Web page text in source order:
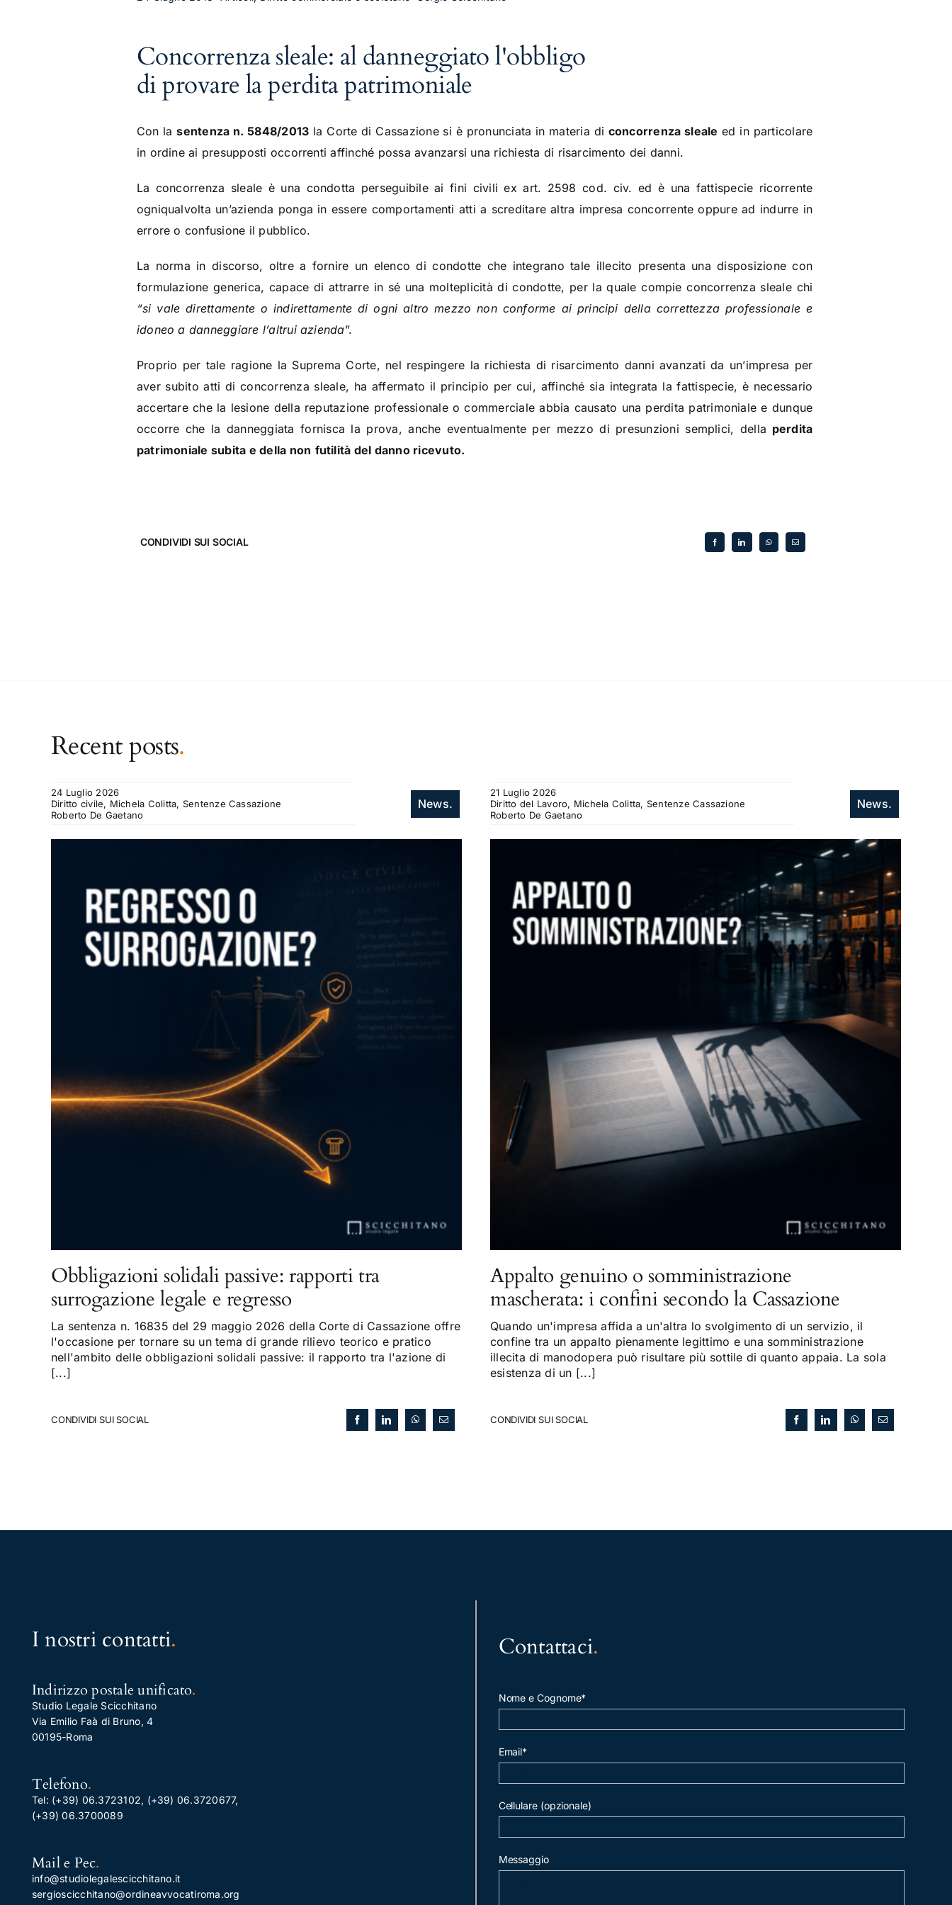
Concorrenza sleale: al danneggiato l'obbligo
di provare la perdita patrimoniale
Con lasentenza n. 5848/2013 la Corte di Cassazione si è pronunciata in materia di concorrenza sleale ed in particolare
in ordine ai presupposti occorrenti affinché possa avanzarsi una richiesta di risarcimento dei danni.
La concorrenza sleale è una condotta perseguibile ai fini civili ex art. 2598 cod. civ. ed è una fattispecie ricorrente
ogniqualvolta un’azienda ponga in essere comportamenti atti a screditare altra impresa concorrente oppure ad indurre in
errore o confusione il pubblico.
La norma in discorso, oltre a fornire un elenco di condotte che integrano tale illecito presenta una disposizione con
formulazione generica, capace di attrarre in sé una molteplicità di condotte, per la quale compie concorrenza sleale chi
“si vale direttamente o indirettamente di ogni altro mezzo non conforme ai principi della correttezza professionale e
idoneo a danneggiare l’altrui azienda”.
Proprio per tale ragione la Suprema Corte, nel respingere la richiesta di risarcimento danni avanzati da un’impresa per
aver subito atti di concorrenza sleale, ha affermato il principio per cui, affinché sia integrata la fattispecie, è necessario
accertare che la lesione della reputazione professionale o commerciale abbia causato una perdita patrimoniale e dunque
occorre che la danneggiata fornisca la prova, anche eventualmente per mezzo di presunzioni semplici, della perdita
patrimoniale subita e della non futilità del danno ricevuto.
CONDIVIDI SUI SOCIAL
Recent posts.
24 Luglio 2026
Diritto civile, Michela Colitta, Sentenze Cassazione
Roberto De Gaetano
News.
Obbligazioni solidali passive: rapporti tra
surrogazione legale e regresso
La sentenza n. 16835 del 29 maggio 2026 della Corte di Cassazione offre
l'occasione per tornare su un tema di grande rilievo teorico e pratico
nell'ambito delle obbligazioni solidali passive: il rapporto tra l'azione di
[...]
CONDIVIDI SUI SOCIAL
21 Luglio 2026
Diritto del Lavoro, Michela Colitta, Sentenze Cassazione
Roberto De Gaetano
News.
Appalto genuino o somministrazione
mascherata: i confini secondo la Cassazione
Quando un'impresa affida a un'altra lo svolgimento di un servizio, il
confine tra un appalto pienamente legittimo e una somministrazione
illecita di manodopera può risultare più sottile di quanto appaia. La sola
esistenza di un [...]
CONDIVIDI SUI SOCIAL
I nostri contatti.
Indirizzo postale unificato.
Studio Legale Scicchitano
Via Emilio Faà di Bruno, 4
00195-Roma
Telefono.
Tel: (+39) 06.3723102, (+39) 06.3720677,
(+39) 06.3700089
Mail e Pec.
info@studiolegalescicchitano.it
sergioscicchitano@ordineavvocatiroma.org
Contattaci.
Nome e Cognome*
Email*
Cellulare (opzionale)
Messaggio